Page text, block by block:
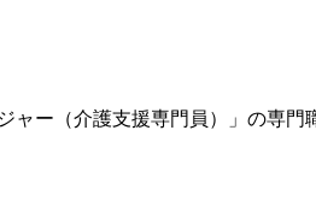
ー（介護支援専門員）」の専門